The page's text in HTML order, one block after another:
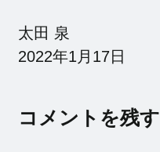
太田 泉
2022年1月17日
コメントを残す